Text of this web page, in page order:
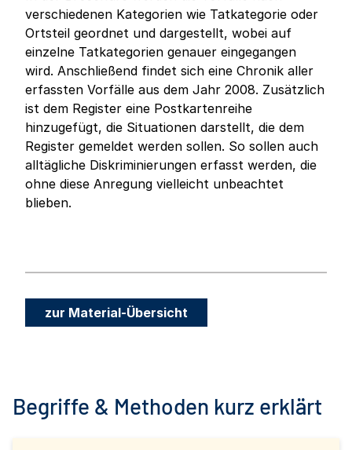
verschiedenen Kategorien wie Tatkategorie oder
Ortsteil geordnet und dargestellt, wobei auf
einzelne Tatkategorien genauer eingegangen
wird. Anschließend findet sich eine Chronik aller
erfassten Vorfälle aus dem Jahr 2008. Zusätzlich
ist dem Register eine Postkartenreihe
hinzugefügt, die Situationen darstellt, die dem
Register gemeldet werden sollen. So sollen auch
alltägliche Diskriminierungen erfasst werden, die
ohne diese Anregung vielleicht unbeachtet
blieben.
zur Material-Übersicht
Begriffe & Methoden kurz erklärt